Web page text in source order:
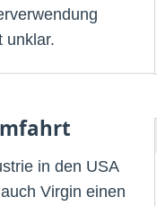
unklar.
in den USA
Virgin einen